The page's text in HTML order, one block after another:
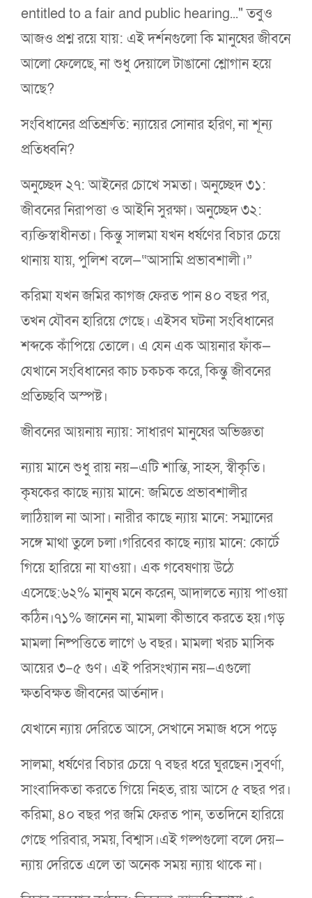
entitled to a fair and public hearing..." তবুও
আজও প্রশ্ন রয়ে যায়: এই দর্শনগুলো কি মানুষের জীবনে
আলো ফেলেছে, না শুধু দেয়ালে টাঙানো শ্লোগান হয়ে
আছে?
সংবিধানের প্রতিশ্রুতি: ন্যায়ের সোনার হরিণ, না শূন্য
প্রতিধ্বনি?
অনুচ্ছেদ ২৭: আইনের চোখে সমতা। অনুচ্ছেদ ৩১:
জীবনের নিরাপত্তা ও আইনি সুরক্ষা। অনুচ্ছেদ ৩২:
ব্যক্তিস্বাধীনতা। কিন্তু সালমা যখন ধর্ষণের বিচার চেয়ে
থানায় যায়, পুলিশ বলে—“আসামি প্রভাবশালী।”
করিমা যখন জমির কাগজ ফেরত পান ৪০ বছর পর,
তখন যৌবন হারিয়ে গেছে। এইসব ঘটনা সংবিধানের
শব্দকে কাঁপিয়ে তোলে। এ যেন এক আয়নার ফাঁক—
যেখানে সংবিধানের কাচ চকচক করে, কিন্তু জীবনের
প্রতিচ্ছবি অস্পষ্ট।
জীবনের আয়নায় ন্যায়: সাধারণ মানুষের অভিজ্ঞতা
ন্যায় মানে শুধু রায় নয়—এটি শান্তি, সাহস, স্বীকৃতি।
কৃষকের কাছে ন্যায় মানে: জমিতে প্রভাবশালীর
লাঠিয়াল না আসা। নারীর কাছে ন্যায় মানে: সম্মানের
সঙ্গে মাথা তুলে চলা।গরিবের কাছে ন্যায় মানে: কোর্টে
গিয়ে হারিয়ে না যাওয়া। এক গবেষণায় উঠে
এসেছে:৬২% মানুষ মনে করেন, আদালতে ন্যায় পাওয়া
কঠিন।৭১% জানেন না, মামলা কীভাবে করতে হয়।গড়
মামলা নিষ্পত্তিতে লাগে ৬ বছর। মামলা খরচ মাসিক
আয়ের ৩–৫ গুণ। এই পরিসংখ্যান নয়—এগুলো
ক্ষতবিক্ষত জীবনের আর্তনাদ।
যেখানে ন্যায় দেরিতে আসে, সেখানে সমাজ ধসে পড়ে
সালমা, ধর্ষণের বিচার চেয়ে ৭ বছর ধরে ঘুরছেন।সুবর্ণা,
সাংবাদিকতা করতে গিয়ে নিহত, রায় আসে ৫ বছর পর।
করিমা, ৪০ বছর পর জমি ফেরত পান, ততদিনে হারিয়ে
গেছে পরিবার, সময়, বিশ্বাস।এই গল্পগুলো বলে দেয়—
ন্যায় দেরিতে এলে তা অনেক সময় ন্যায় থাকে না।